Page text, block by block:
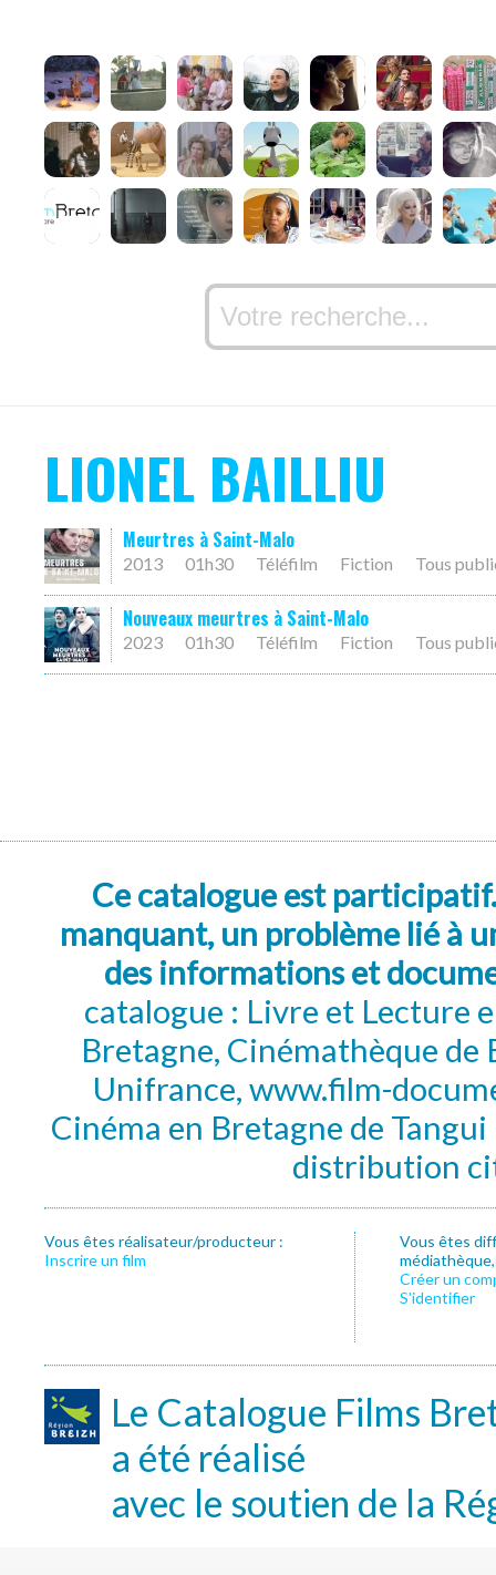
LIONEL BAILLIU
Meurtres à Saint-Malo
2013 01h30 Téléfilm Fiction Tous
Nouveaux meurtres à Saint-Malo
2023 01h30 Téléfilm Fiction Tous
Ce catalogue est
manquant, un problème lié à
des informations et
catalogue : Livre et Lecture
Bretagne, Cinémathèque de
Unifrance, www.film-
Cinéma en Bretagne de
distribution
Vous êtes réalisateur/producteur :
Inscrire un film
Vous êtes
Créer un
S’identifier
Le Catalogue Films
a été réalisé
avec le soutien de la